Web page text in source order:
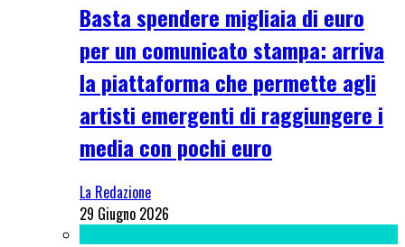
Basta spendere migliaia di euro
per un comunicato stampa: arriva
la piattaforma che permette agli
artisti emergenti di raggiungere i
media con pochi euro
La Redazione
29 Giugno 2026